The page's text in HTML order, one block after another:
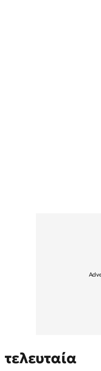
τελευταία